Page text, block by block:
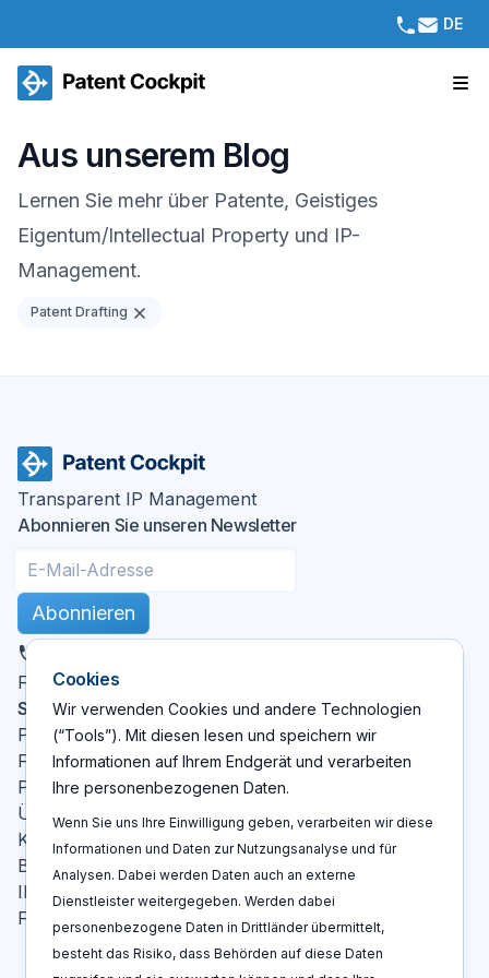
DE
Aus unserem Blog
Lernen Sie mehr über Patente, Geistiges
Eigentum/Intellectual Property und IP-
Management.
Patent Drafting
Transparent IP Management
Abonnieren Sie unseren Newsletter
Abonnieren
Folgen Sie uns
Seiten
Patent Cockpit
Funktionen
Preise
Über Uns
Kontakt
Blog
IP-Glossar
FAQ
Cookies
Wir verwenden Cookies und andere Technologien
(“Tools”). Mit diesen lesen und speichern wir
Informationen auf Ihrem Endgerät und verarbeiten
Ihre personenbezogenen Daten.
Wenn Sie uns Ihre Einwilligung geben, verarbeiten wir diese
Informationen und Daten zur Nutzungsanalyse und für
Analysen. Dabei werden Daten auch an externe
Dienstleister weitergegeben. Werden dabei
personenbezogene Daten in Drittländer übermittelt,
besteht das Risiko, dass Behörden auf diese Daten